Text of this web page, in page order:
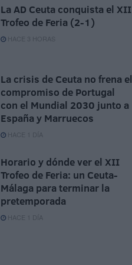
La AD Ceuta conquista el XII
Trofeo de Feria (2-1)
HACE 3 HORAS
La crisis de Ceuta no frena el
compromiso de Portugal
con el Mundial 2030 junto a
España y Marruecos
HACE 1 DÍA
Horario y dónde ver el XII
Trofeo de Feria: un Ceuta-
Málaga para terminar la
pretemporada
HACE 1 DÍA